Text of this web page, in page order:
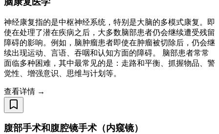
神经康复指的是中枢神经系统，特别是大脑的多模式康复。即
使在处理了潜在疾病之后，大多数脑部患者仍会继续遭受残留
障碍的影响。例如，脑肿瘤患者即使在肿瘤被切除后，仍会继
续出现运动、言语、吞咽和认知方面的障碍。 脑部患者常常
面临多种困难，其中最常见的是：走路和平衡、抓握物品、警
觉性、增强意识、思维与计划等。
查看详情 →
腹部手术和腹腔镜手术（内窥镜）